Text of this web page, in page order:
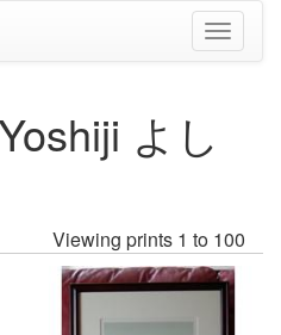
Toggle
よし
Viewing prints 1 to 100